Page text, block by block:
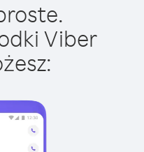
Viber